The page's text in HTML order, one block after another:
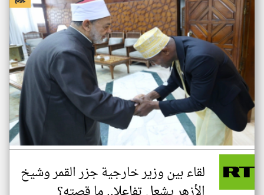
لقاء بين وزير خارجية جزر القمر وشيخ